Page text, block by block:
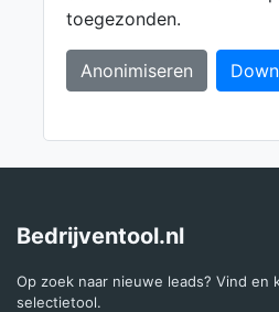
toegezonden.
Anonimiseren
Bedrijventool.nl
Op zoek naar nieuwe leads? Vind en
selectietool.